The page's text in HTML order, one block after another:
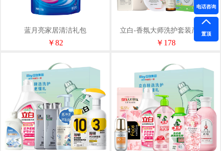
蓝月亮家居清洁礼包
￥82
立白-香氛大师洗护套装产品型
号：LXH-6016
￥178
电话咨询
置顶